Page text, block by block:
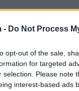
- Do Not Process
opt-out of the sale,
for targeted
selection. Please note
interest-based ads
kishte qenë